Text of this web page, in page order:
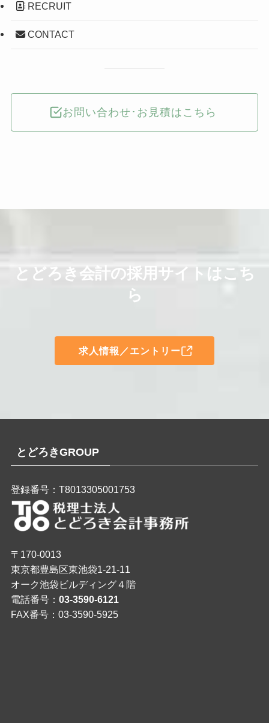
RECRUIT
CONTACT
お問い合わせ･お見積はこちら
とどろき会計の採用サイトはこち
ら
求人情報／エントリー
とどろきGROUP
登録番号：T8013305001753
〒170-0013
東京都豊島区東池袋1-21-11
オーク池袋ビルディング４階
電話番号： 03-3590-6121
FAX番号：03-3590-5925